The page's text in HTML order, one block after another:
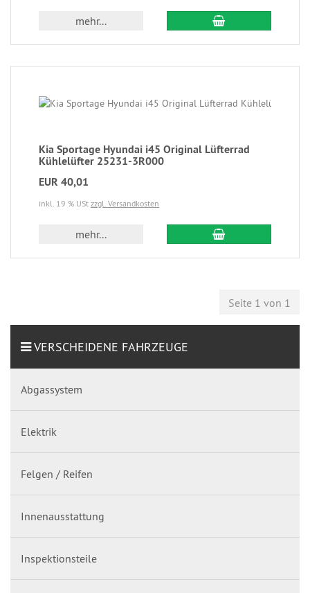
mehr...
Kia Sportage Hyundai i45 Original Lüfterrad
Kühlelüfter 25231-3R000
EUR 40,01
inkl. 19 % USt zzgl. Versandkosten
mehr...
Seite 1 von 1
VERSCHEIDENE FAHRZEUGE
Abgassystem
Elektrik
Felgen / Reifen
Innenausstattung
Inspektionsteile